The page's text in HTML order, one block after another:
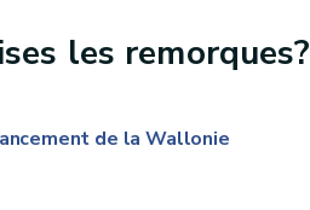
les remorques?
de la Wallonie